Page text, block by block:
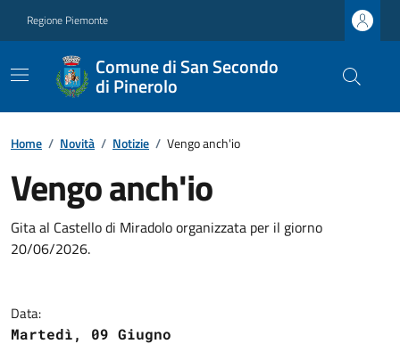
Regione Piemonte
Comune di San Secondo
di Pinerolo
Home / Novità / Notizie / Vengo anch'io
Vengo anch'io
Gita al Castello di Miradolo organizzata per il giorno
20/06/2026.
Data:
Martedì, 09 Giugno